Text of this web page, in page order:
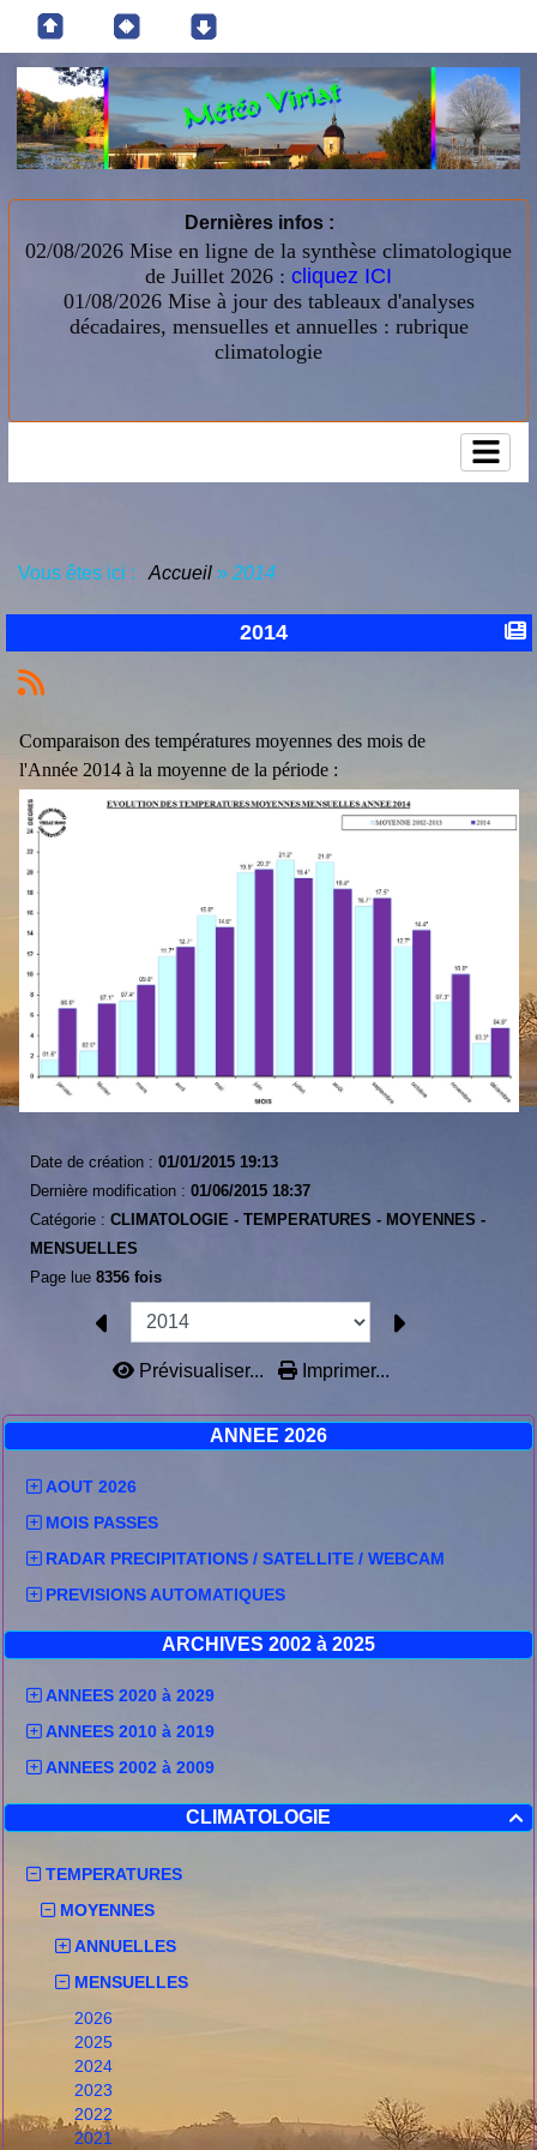
Dernières infos :
02/08/2026 Mise en ligne de la synthèse climatologique
de Juillet 2026 : cliquez ICI
01/08/2026 Mise à jour des tableaux d'analyses
décadaires, mensuelles et annuelles : rubrique
climatologie
ANNEE 2026
AOUT 2026
MOIS PASSES
RADAR PRECIPITATIONS / SATELLITE / WEBCAM
PREVISIONS AUTOMATIQUES
ARCHIVES 2002 à 2025
ANNEES 2020 à 2029
ANNEES 2010 à 2019
ANNEES 2002 à 2009

CLIMATOLOGIE
TEMPERATURES
MOYENNES
ANNUELLES
MENSUELLES
2026
2025
2024
2023
2022
2021
Vous êtes ici : Accueil » 2014
2014
Comparaison des températures moyennes des mois de
l'Année 2014 à la moyenne de la période :
Date de création : 01/01/2015 19:13
Dernière modification : 01/06/2015 18:37
Catégorie : CLIMATOLOGIE - TEMPERATURES - MOYENNES -
MENSUELLES
Page lue 8356 fois
Prévisualiser... Imprimer...